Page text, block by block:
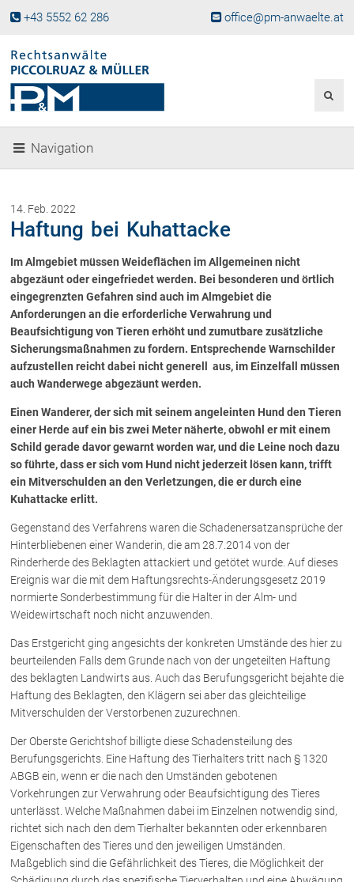
+43 5552 62 286 office@pm-anwaelte.at
Fachgebiete
Gesellschaftsgründung &
Beteiligungen
Immobilienrecht, Bauträgerrecht
Ferienimmobilien in Vorarlberg
Erbrecht
Familienrecht und Scheidungen
Prozessführung und
Schiedsgerichtsbarkeit
Skiunfälle in Österreich
Kanzleiteam
Netzwerk
Download
Anwälte
Dr. Stefan Müller
Dr. Petra Piccolruaz
Mag. Patrick Piccolruaz
Dr. Roland Piccolruaz †
Mag. Raphaela Klotz
Rechtsnews
Publikationen
Paragraphen & Mehr
Medien
Vorarlberg Online
NOVUM
Navigation
14. Feb. 2022
Haftung bei Kuhattacke
Im Almgebiet müssen Weideflächen im Allgemeinen nicht
abgezäunt oder eingefriedet werden. Bei besonderen und örtlich
eingegrenzten Gefahren sind auch im Almgebiet die
Anforderungen an die erforderliche Verwahrung und
Beaufsichtigung von Tieren erhöht und zumutbare zusätzliche
Sicherungsmaßnahmen zu fordern. Entsprechende Warnschilder
aufzustellen reicht dabei nicht generell aus, im Einzelfall müssen
auch Wanderwege abgezäunt werden.
Einen Wanderer, der sich mit seinem angeleinten Hund den Tieren
einer Herde auf ein bis zwei Meter näherte, obwohl er mit einem
Schild gerade davor gewarnt worden war, und die Leine noch dazu
so führte, dass er sich vom Hund nicht jederzeit lösen kann, trifft
ein Mitverschulden an den Verletzungen, die er durch eine
Kuhattacke erlitt.
Gegenstand des Verfahrens waren die Schadenersatzansprüche der
Hinterbliebenen einer Wanderin, die am 28.7.2014 von der
Rinderherde des Beklagten attackiert und getötet wurde. Auf dieses
Ereignis war die mit dem Haftungsrechts-Änderungsgesetz 2019
normierte Sonderbestimmung für die Halter in der Alm- und
Weidewirtschaft noch nicht anzuwenden.
Das Erstgericht ging angesichts der konkreten Umstände des hier zu
beurteilenden Falls dem Grunde nach von der ungeteilten Haftung
des beklagten Landwirts aus. Auch das Berufungsgericht bejahte die
Haftung des Beklagten, den Klägern sei aber das gleichteilige
Mitverschulden der Verstorbenen zuzurechnen.
Der Oberste Gerichtshof billigte diese Schadensteilung des
Berufungsgerichts. Eine Haftung des Tierhalters tritt nach § 1320
ABGB ein, wenn er die nach den Umständen gebotenen
Vorkehrungen zur Verwahrung oder Beaufsichtigung des Tieres
unterlässt. Welche Maßnahmen dabei im Einzelnen notwendig sind,
richtet sich nach den dem Tierhalter bekannten oder erkennbaren
Eigenschaften des Tieres und den jeweiligen Umständen.
Maßgeblich sind die Gefährlichkeit des Tieres, die Möglichkeit der